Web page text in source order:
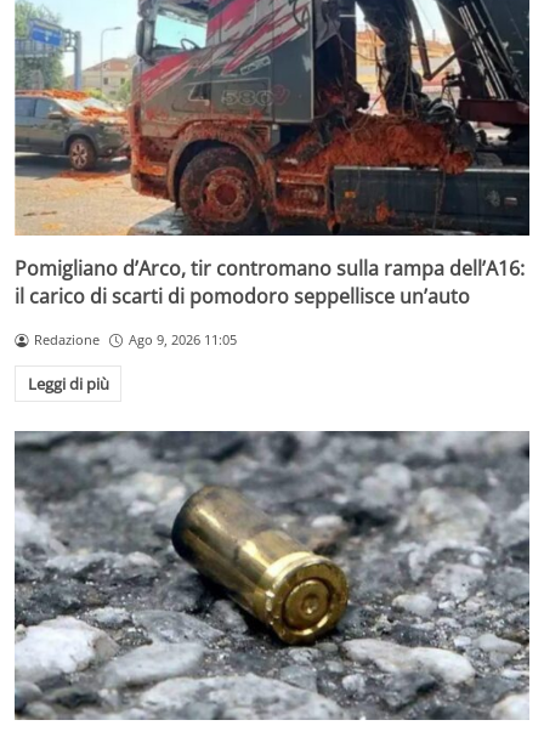
Pomigliano d’Arco, tir contromano sulla rampa dell’A16:
il carico di scarti di pomodoro seppellisce un’auto
Redazione Ago 9, 2026 11:05
Leggi di più